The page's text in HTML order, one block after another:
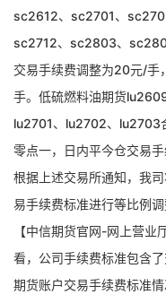
sc2612、sc2701、
sc2712、sc2803、
交易手续费调整为20元/手
手。低硫燃料油期货
lu2701、lu2702、lu2703
零点一，日内平今仓交易
根据上述交易所通知，我
易手续费标准进行等比例
【中信期货官网-网上营业
看，公司手续费标准包含
期货账户交易手续费标准